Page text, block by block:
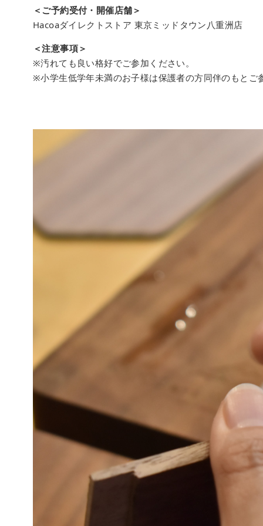
＜ご予約受付・開催店舗＞
Hacoaダイレクトストア 東京ミッドタウン八重洲店
＜注意事項＞
※汚れても良い格好でご参加ください。
※小学生低学年未満のお子様は保護者の方同伴のもとご